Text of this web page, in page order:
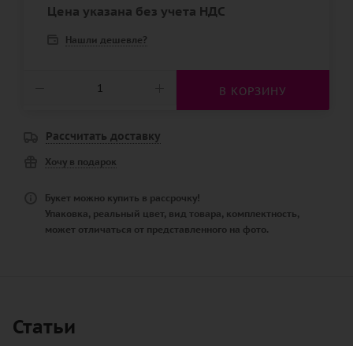
Цена указана без учета НДС
Нашли дешевле?
В КОРЗИНУ
Рассчитать доставку
Хочу в подарок
Букет можно купить в рассрочку!
Упаковка, реальный цвет, вид товара, комплектность,
может отличаться от представленного на фото.
Статьи